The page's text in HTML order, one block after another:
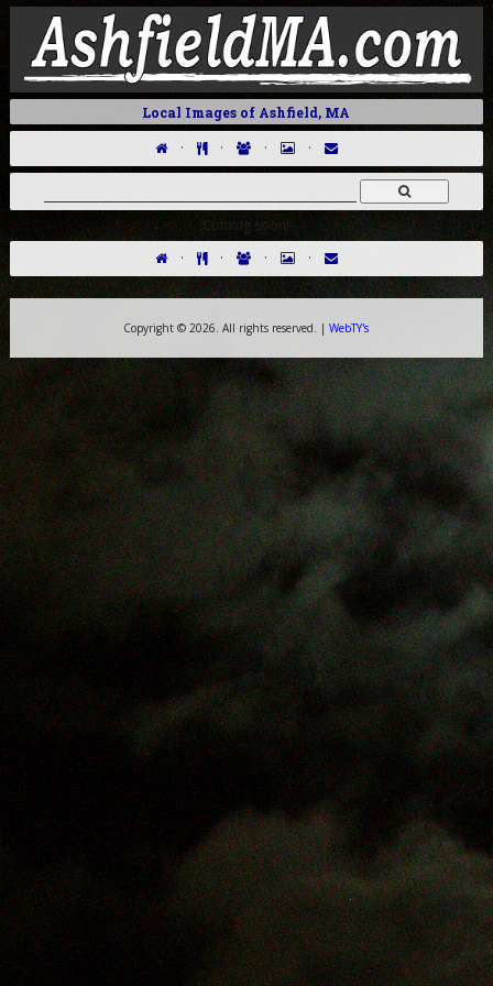
Local Images of Ashfield, MA
· · · ·
Coming soon!
·
· · ·
Copyright ©2026. All rights reserved. |WebTY's